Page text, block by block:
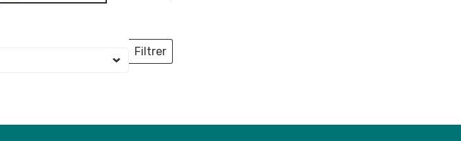
Filtrer
Lieux